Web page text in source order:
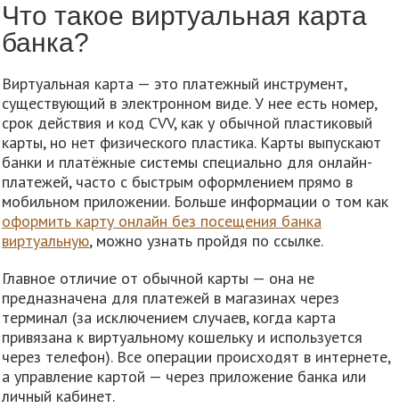
Что такое виртуальная карта
банка?
Виртуальная карта — это платежный инструмент,
существующий в электронном виде. У нее есть номер,
срок действия и код CVV, как у обычной пластиковый
карты, но нет физического пластика. Карты выпускают
банки и платёжные системы специально для онлайн-
платежей, часто с быстрым оформлением прямо в
мобильном приложении. Больше информации о том как
оформить карту онлайн без посещения банка
виртуальную, можно узнать пройдя по ссылке.
Главное отличие от обычной карты — она не
предназначена для платежей в магазинах через
терминал (за исключением случаев, когда карта
привязана к виртуальному кошельку и используется
через телефон). Все операции происходят в интернете,
а управление картой — через приложение банка или
личный кабинет.